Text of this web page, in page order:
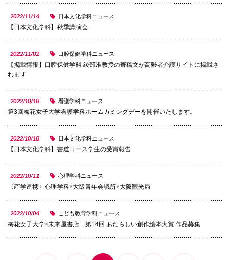
交通アクセス
072-643-6221
入試広報部
072-643-6566
2022/11/14 日本文化学科ニュース
【日本文化学科】秋季講演会
2022/11/02 口腔保健学科ニュース
​【掲載情報】口腔保健学科 綾部准教授の寄稿文が高齢者介護サイトに掲載さ
れます
2022/10/18 看護学科ニュース
第3回梅花女子大学看護学科ホームカミングデーを開催いたします。
2022/10/18 日本文化学科ニュース
【日本文化学科】書道コース学生の受賞報告
2022/10/11 心理学科ニュース
〈産学連携〉心理学科×大阪青年会議所×大阪観光局
2022/10/04 こども教育学科ニュース
梅花女子大学×未来屋書店 第14回 あたらしい創作絵本大賞 作品募集